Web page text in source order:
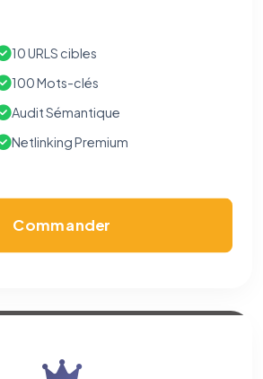
10 URLS cibles
100 Mots-clés
Audit Sémantique
Netlinking Premium
Commander